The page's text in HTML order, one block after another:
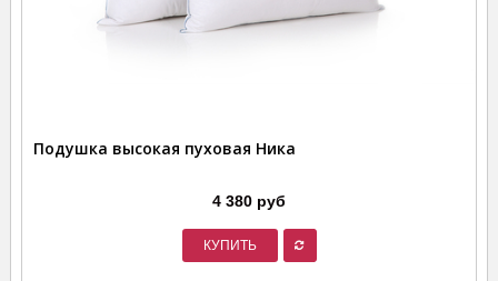
Подушка высокая пуховая Ника
4 380 руб
КУПИТЬ